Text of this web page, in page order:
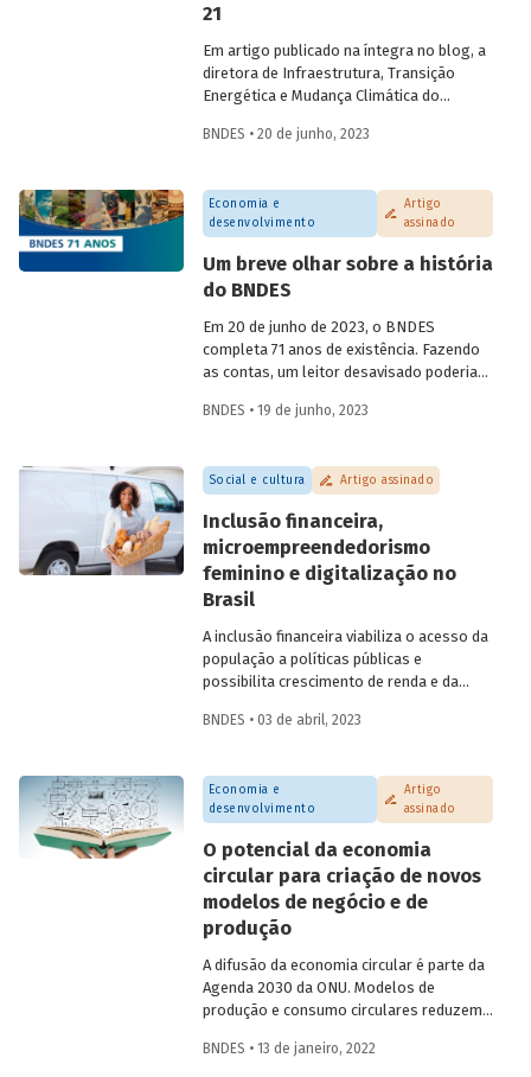
21
Em artigo publicado na íntegra no blog, a
diretora de Infraestrutura, Transição
Energética e Mudança Climática do
sentido o Brasil em 2023 pesquisar a
da chamada "margem equatorial",
abordando questões técnicas a serem
detalhadas e o que isso representa no
contexto de transição energética para
economia neutra em carbono.
BNDES • 20 de junho, 2023
Economia e
desenvolvimento
Artigo
assinado
Um breve olhar sobre a história
do BNDES
Em 20 de junho de 2023, o BNDES
completa 71 anos de existência. Fazendo
as contas, um leitor desavisado poderia
“S” só viria trinta anos depois) estaria
Essas políticas seriam características do
segundo Governo Vargas (1951-1954), que
em 1953, ponto máximo da campanha “o
petróleo é nosso”. Essa, porém, é uma
visão simplificada da nossa história. Saiba
mais sobre a pluralidade de ideias
da economista e assessora da
Presidência do BNDES Lavinia Barros de
Castro.
BNDES • 19 de junho, 2023
Social e cultura Artigo assinado
Inclusão financeira,
microempreendedorismo
feminino e digitalização no
Brasil
A inclusão financeira viabiliza o acesso da
população a políticas públicas e
possibilita crescimento de renda e da
acesso a serviços financeiros no Brasil
desigualdades presentes na sociedade.
Este artigo, assinado por Helena Tenório,
faz um breve diagnóstico desse tema e
aponta possíveis efeitos positivos
decorrentes da digitalização financeira,
com atenção especial à participação das
mulheres.
BNDES • 03 de abril, 2023
Economia e
desenvolvimento
Artigo
assinado
O potencial da economia
circular para criação de novos
modelos de negócio e de
produção
A difusão da economia circular é parte da
Agenda 2030 da ONU. Modelos de
produção e consumo circulares reduzem
naturais não renováveis, auxiliando ainda
BNDES • 13 de janeiro, 2022